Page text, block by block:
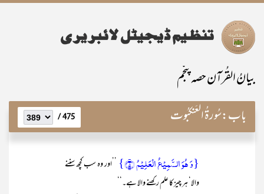
بیانُ القُرآن حصہ پنجم
باب:سُورۃُ الْعَنکبُوت 475 /
{وَ ہُوَ السَّمِیۡعُ الۡعَلِیۡمُ ﴿۵﴾}
’’اور وہ سب کچھ سننے
والا‘ ہر چیز کا علم رکھنے والا ہے۔‘‘